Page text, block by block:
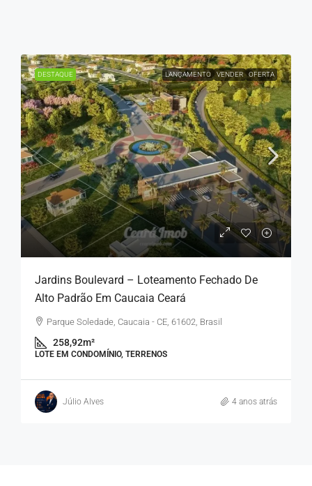
DESTAQUE LANÇAMENTO VENDER OFERTA
Jardins Boulevard – Loteamento Fechado De
Alto Padrão Em Caucaia Ceará
Parque Soledade, Caucaia - CE, 61602, Brasil
258,92m²
LOTE EM CONDOMÍNIO, TERRENOS
Júlio Alves 4 anos atrás